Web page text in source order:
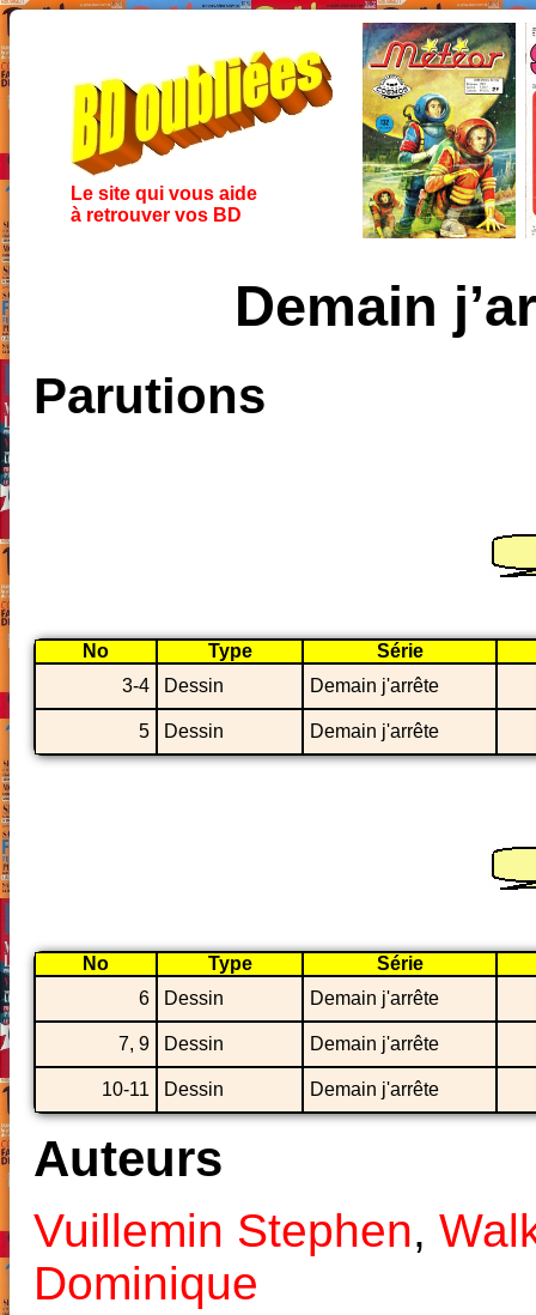
Le site qui vous aide
à retrouver vos BD
Demain
Parutions
No Type
Série
3-4
Dessin Demain j'arrête
5 Dessin Demain j'arrête
No Type
Série
6
Dessin Demain j'arrête
7, 9 Dessin Demain j'arrête
10-11 Dessin Demain j'arrête
Auteurs
Vuillemin Stephen,
Dominique